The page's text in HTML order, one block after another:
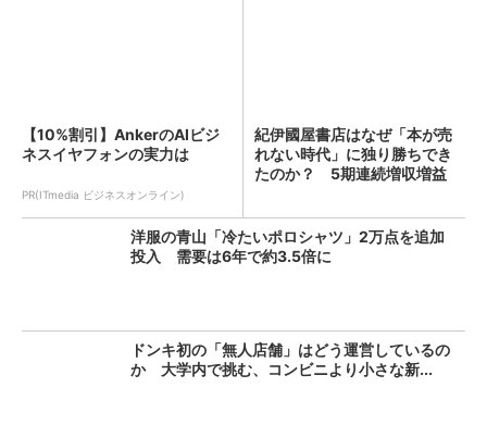
【10%割引】AnkerのAIビジ
ネスイヤフォンの実力は
PR(ITmedia ビジネスオンライン)
紀伊國屋書店はなぜ「本が売
れない時代」に独り勝ちでき
たのか？ 5期連続増収増益
洋服の青山「冷たいポロシャツ」2万点を追加
投入 需要は6年で約3.5倍に
ドンキ初の「無人店舗」はどう運営しているの
か 大学内で挑む、コンビニより小さな新...